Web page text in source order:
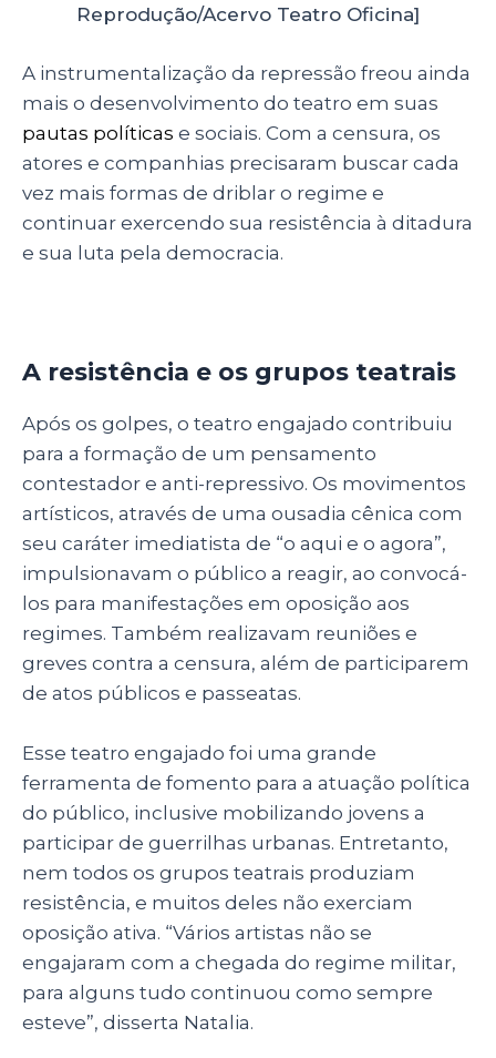
Reprodução/Acervo Teatro Oficina]
A instrumentalização da repressão freou ainda
mais o desenvolvimento do teatro em suas
pautas políticas e sociais. Com a censura, os
atores e companhias precisaram buscar cada
vez mais formas de driblar o regime e
continuar exercendo sua resistência à ditadura
e sua luta pela democracia.
A resistência e os grupos teatrais
Após os golpes, o teatro engajado contribuiu
para a formação de um pensamento
contestador e anti-repressivo. Os movimentos
artísticos, através de uma ousadia cênica com
seu caráter imediatista de “o aqui e o agora”,
impulsionavam o público a reagir, ao convocá-
los para manifestações em oposição aos
regimes. Também realizavam reuniões e
greves contra a censura, além de participarem
de atos públicos e passeatas.
Esse teatro engajado foi uma grande
ferramenta de fomento para a atuação política
do público, inclusive mobilizando jovens a
participar de guerrilhas urbanas. Entretanto,
nem todos os grupos teatrais produziam
resistência, e muitos deles não exerciam
oposição ativa. “Vários artistas não se
engajaram com a chegada do regime militar,
para alguns tudo continuou como sempre
esteve”, disserta Natalia.